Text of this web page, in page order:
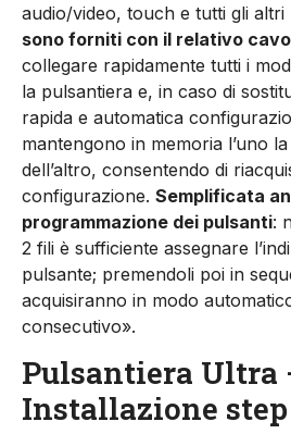
audio/video, touch e tutti gli altri
sono forniti con il relativo
collegare rapidamente tutti i
la pulsantiera e, in caso di
rapida e automatica
mantengono in memoria l’uno
dell’altro, consentendo di
configurazione. Semplificata
programmazione dei pulsanti:
2 fili è sufficiente assegnare
pulsante; premendoli poi in
acquisiranno in modo
consecutivo».
Pulsantiera Ultra
Installazione